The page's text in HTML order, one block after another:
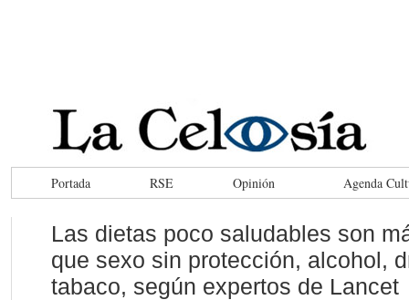
Portada RSE Opinión Agenda
Las dietas poco saludables son
que sexo sin protección, alcohol,
tabaco, según expertos de Lancet